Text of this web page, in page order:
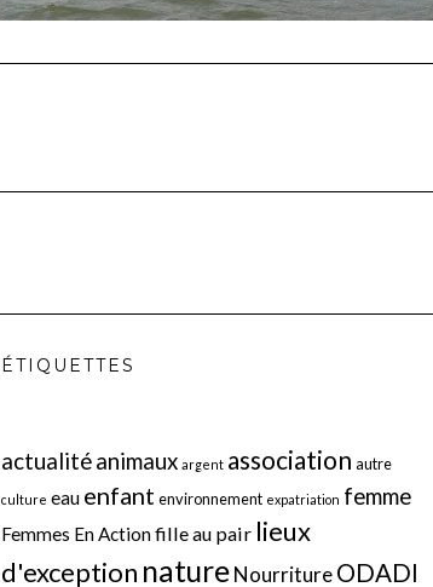
ÉTIQUETTES
actualitéanimaux argent association autre
culture eau enfant environnement expatriation femme
Femmes En Actionfille au pair lieux
d'exception natureNourritureODADI